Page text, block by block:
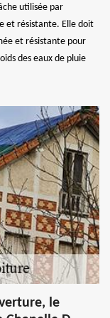
utilisée par
et résistante. Elle doit
et résistante pour
des eaux de pluie
le